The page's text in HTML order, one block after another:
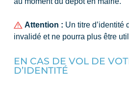
Attention : Un titre d’identité
invalidé et ne pourra plus être
EN CAS DE VOL DE
D’IDENTITÉ